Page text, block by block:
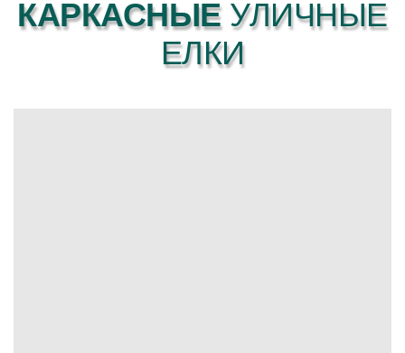
КАРКАСНЫЕ УЛИЧНЫЕ
ЕЛКИ